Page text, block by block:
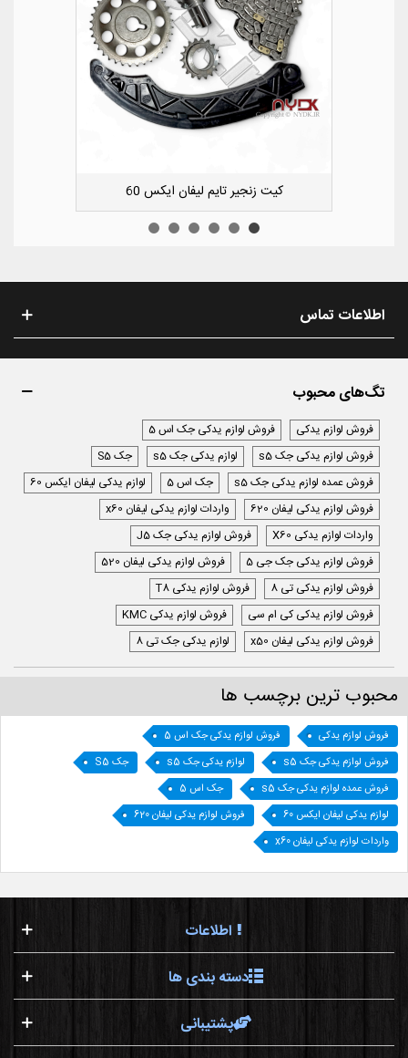
کوچک سپر عقب راست لیفان ایکس 50
اطلاعات تماس
تگ‌های محبوب
فروش لوازم یدکی
فروش لوازم یدکی جک اس 5
فروش لوازم یدکی جک s5
لوازم یدکی جک s5
جک S5
فروش عمده لوازم یدکی جک s5
جک اس 5
لوازم یدکی لیفان ایکس 60
فروش لوازم یدکی لیفان 620
واردات لوازم یدکی لیفان x60
واردات لوازم یدکی X60
فروش لوازم یدکی جک J5
فروش لوازم یدکی جک جی 5
فروش لوازم یدکی لیفان 520
فروش لوازم یدکی تی 8
فروش لوازم یدکی T8
فروش لوازم یدکی کی ام سی
فروش لوازم یدکی KMC
فروش لوازم یدکی لیفان x50
لوازم یدکی جک تی 8
محبوب ترین برچسب ها
فروش لوازم یدکی
فروش لوازم یدکی جک اس 5
فروش لوازم یدکی جک s5
لوازم یدکی جک s5
جک S5
فروش عمده لوازم یدکی جک s5
جک اس 5
لوازم یدکی لیفان ایکس 60
فروش لوازم یدکی لیفان 620
واردات لوازم یدکی لیفان x60
اطلاعات
دسته بندی ها
پشتیبانی